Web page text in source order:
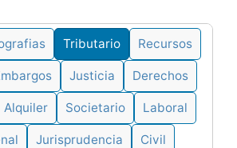
Tributario Recursos
Justicia Derechos
Alquiler Societario Laboral
Jurisprudencia Civil